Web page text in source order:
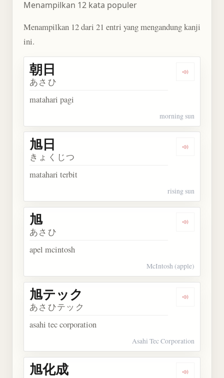
Menampilkan 12 kata populer
Menampilkan 12 dari 21 entri yang mengandung kanji
ini.
Dengarkan
朝日
あさひ
matahari pagi
morning sun
Dengarkan
旭日
きょくじつ
matahari terbit
rising sun
Dengarkan
旭
あさひ
apel mcintosh
McIntosh (apple)
Dengarkan
旭テック
あさひテック
asahi tec corporation
Asahi Tec Corporation
旭化成